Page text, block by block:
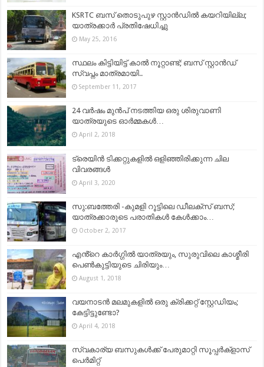
KSRTC ബസ് തൊടുപുഴ സ്റ്റാന്‍ഡില്‍ കയറിയില്ല;
യാത്രക്കാര്‍ പ്രതിഷേധിച്ചു
May 25, 2016
സ്ഥലം കിട്ടിയിട്ട് കാല്‍ നൂറ്റാണ്ട്; ബസ് സ്റ്റാന്‍ഡ്
സ്വപ്നം മാത്രമായി..
September 11, 2017
24 വര്‍ഷം മുന്‍പ് നടത്തിയ ഒരു ശിരുവാണി
യാത്രയുടെ ഓര്‍മ്മകള്‍…
April 2, 2018
ട്രെയിൻ ടിക്കറ്റുകളിൽ ഒളിഞ്ഞിരിക്കുന്ന ചില
വിവരങ്ങൾ
April 3, 2020
സു:ബത്തേരി -കുമളി റൂട്ടിലെ ഡീലക്സ് ബസ്;
യാത്രക്കാരുടെ പരാതികള്‍ കേള്‍ക്കാം…
October 2, 2017
എൻ്റെ കാർഗ്ഗിൽ യാത്രയും, സുരുവിലെ കാശ്മീരി
പെൺകുട്ടിയുടെ ചിരിയും…
August 1, 2018
വയനാടന്‍ മലമുകളില്‍ ഒരു ക്രിക്കറ്റ് സ്റ്റേഡിയം;
കേട്ടിട്ടുണ്ടോ?
April 4, 2018
സ്വകാര്യ ബസുകൾക്ക് പേരുമാറ്റി സൂപ്പർക്ളാസ്
പെർമിറ്റ്